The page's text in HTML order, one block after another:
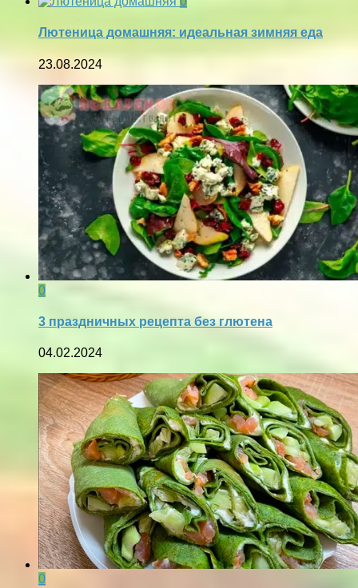
Лютеница домашняя: идеальная зимняя еда
23.08.2024
0
3 праздничных рецепта без глютена
04.02.2024
0